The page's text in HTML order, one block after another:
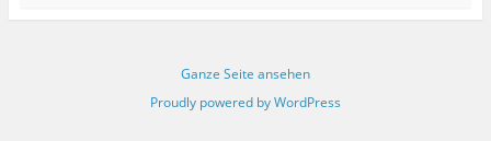
Ganze Seite ansehen
Proudly powered by WordPress